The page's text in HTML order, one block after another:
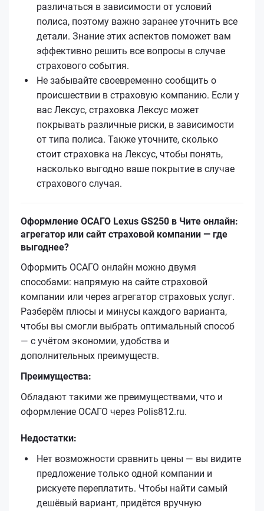
различаться в зависимости от условий
полиса, поэтому важно заранее уточнить все
детали. Знание этих аспектов поможет вам
эффективно решить все вопросы в случае
страхового события.
Не забывайте своевременно сообщить о
происшествии в страховую компанию. Если у
вас Лексус, страховка Лексус может
покрывать различные риски, в зависимости
от типа полиса. Также уточните, сколько
стоит страховка на Лексус, чтобы понять,
насколько выгодно ваше покрытие в случае
страхового случая.
Оформление ОСАГО Lexus GS250 в Чите онлайн:
агрегатор или сайт страховой компании — где
выгоднее?
Оформить ОСАГО онлайн можно двумя
способами: напрямую на сайте страховой
компании или через агрегатор страховых услуг.
Разберём плюсы и минусы каждого варианта,
чтобы вы смогли выбрать оптимальный способ
— с учётом экономии, удобства и
дополнительных преимуществ.
Преимущества:
Обладают такими же преимуществами, что и
оформление ОСАГО через Polis812.ru.
Недостатки:
Нет возможности сравнить цены — вы видите
предложение только одной компании и
рискуете переплатить. Чтобы найти самый
дешёвый вариант, придётся вручную